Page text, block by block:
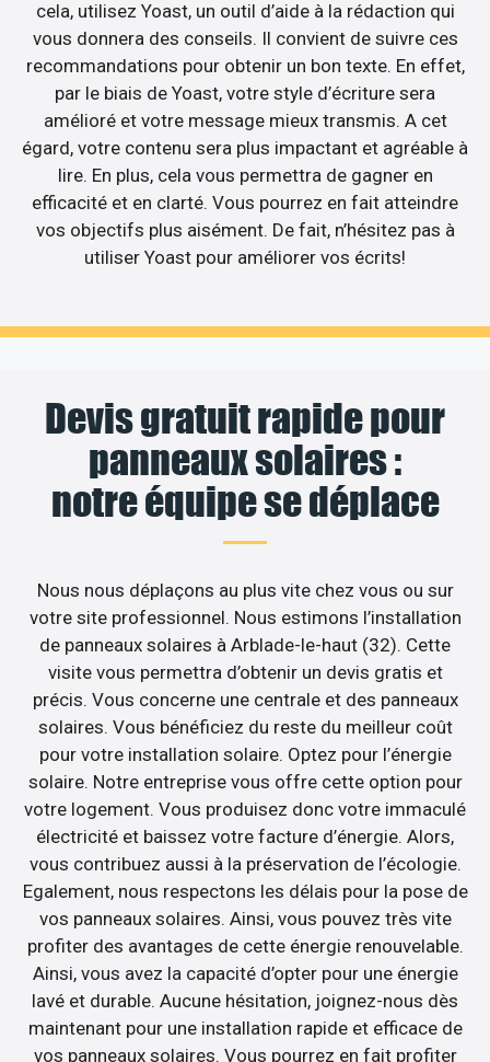
cela, utilisez Yoast, un outil d’aide à la rédaction qui
vous donnera des conseils. Il convient de suivre ces
recommandations pour obtenir un bon texte. En effet,
par le biais de Yoast, votre style d’écriture sera
amélioré et votre message mieux transmis. A cet
égard, votre contenu sera plus impactant et agréable à
lire. En plus, cela vous permettra de gagner en
efficacité et en clarté. Vous pourrez en fait atteindre
vos objectifs plus aisément. De fait, n’hésitez pas à
utiliser Yoast pour améliorer vos écrits!
Devis gratuit rapide pour
panneaux solaires :
notre équipe se déplace
Nous nous déplaçons au plus vite chez vous ou sur
votre site professionnel. Nous estimons l’installation
de panneaux solaires à Arblade-le-haut (32). Cette
visite vous permettra d’obtenir un devis gratis et
précis. Vous concerne une centrale et des panneaux
solaires. Vous bénéficiez du reste du meilleur coût
pour votre installation solaire. Optez pour l’énergie
solaire. Notre entreprise vous offre cette option pour
votre logement. Vous produisez donc votre immaculé
électricité et baissez votre facture d’énergie. Alors,
vous contribuez aussi à la préservation de l’écologie.
Egalement, nous respectons les délais pour la pose de
vos panneaux solaires. Ainsi, vous pouvez très vite
profiter des avantages de cette énergie renouvelable.
Ainsi, vous avez la capacité d’opter pour une énergie
lavé et durable. Aucune hésitation, joignez-nous dès
maintenant pour une installation rapide et efficace de
vos panneaux solaires. Vous pourrez en fait profiter